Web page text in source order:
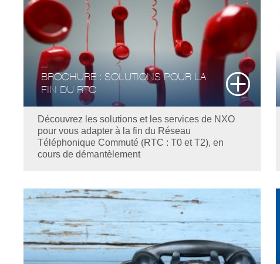
BROCHURE : SOLUTIONS POUR LA
FIN DU RTC
Découvrez les solutions et les services de NXO
pour vous adapter à la fin du Réseau
Téléphonique Commuté (RTC : T0 et T2), en
cours de démantèlement